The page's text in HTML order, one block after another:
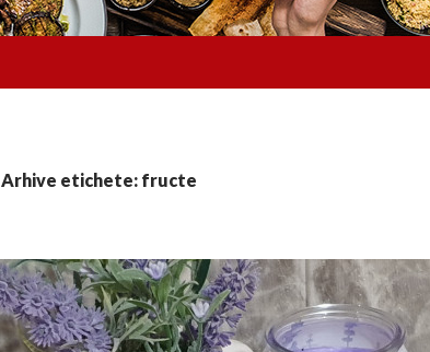
Arhive etichete: fructe